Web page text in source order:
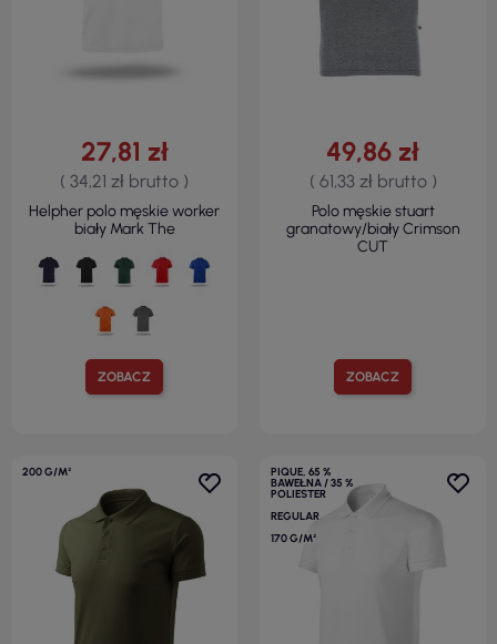
ZOBACZ
27,81 zł
( 34,21 zł brutto )
Helpher polo męskie worker
biały Mark The
ZOBACZ
49,86 zł
( 61,33 zł brutto )
Polo męskie stuart
granatowy/biały Crimson
CUT
200 G/M² PIQUE, 65 %
BAWEŁNA / 35 %
POLIESTER
REGULAR
170 G/M²